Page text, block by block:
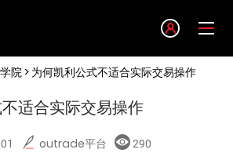
院> 为何凯利公式不适合实际交易操作
适合实际交易操作
outrade平台 290